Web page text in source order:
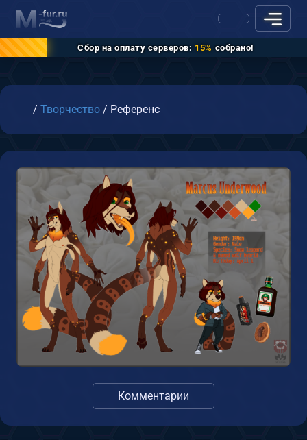
Сбор на оплату серверов: 15% собрано!
Главная
/ Творчество / Референс
Комментарии